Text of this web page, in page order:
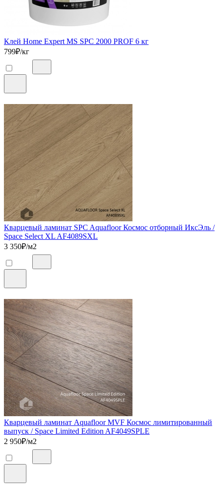
Клей Home Expert MS SPC 2000 PROF 6 кг
799₽/кг
Кварцевый ламинат SPC Aquafloor Космос отборный ИксЭль /
Space Select XL AF4089SXL
3 350₽/м2
Кварцевый ламинат Aquafloor MVF Космос лимитированный
выпуск / Space Limited Edition AF4049SPLE
2 950₽/м2